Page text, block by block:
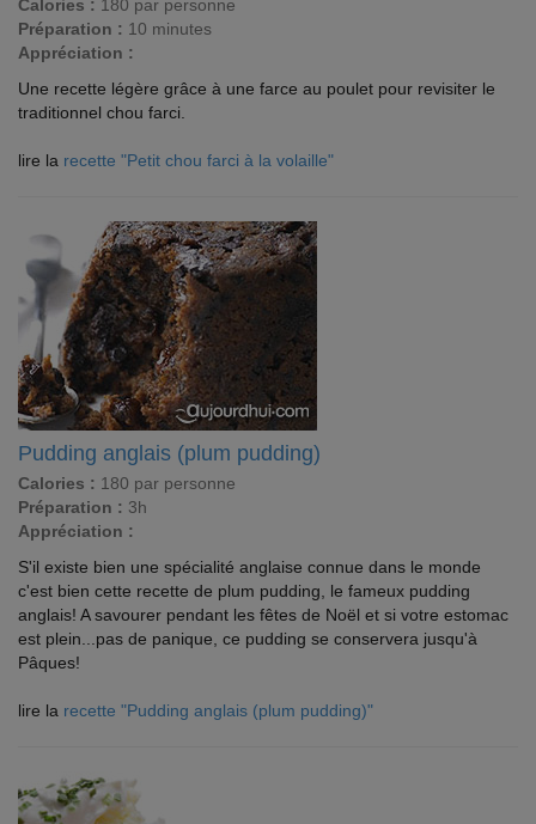
Calories : 180 par personne
Préparation : 10 minutes
Appréciation :
Une recette légère grâce à une farce au poulet pour revisiter le
traditionnel chou farci.
lire la recette "Petit chou farci à la volaille"
Pudding anglais (plum pudding)
Calories : 180 par personne
Préparation : 3h
Appréciation :
S'il existe bien une spécialité anglaise connue dans le monde
c'est bien cette recette de plum pudding, le fameux pudding
anglais! A savourer pendant les fêtes de Noël et si votre estomac
est plein...pas de panique, ce pudding se conservera jusqu'à
Pâques!
lire la recette "Pudding anglais (plum pudding)"